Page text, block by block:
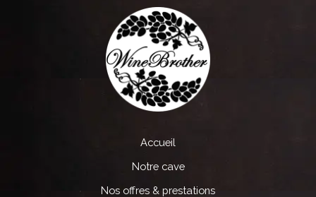
Accueil
Notre cave
Nos offres & prestations